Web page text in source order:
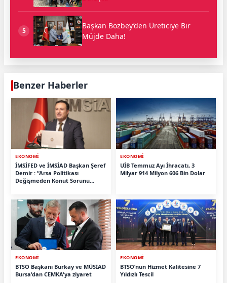
5
Başkan Bozbey’den Üreticiye Bir
Müjde Daha!
Benzer Haberler
EKONOMİ
İMSİFED ve İMSİAD Başkan Şeref
Demir : “Arsa Politikası
Değişmeden Konut Sorunu
EKONOMİ
UİB Temmuz Ayı İhracatı, 3
Milyar 914 Milyon 606 Bin Dolar
EKONOMİ
BTSO Başkanı Burkay ve MÜSİAD
Bursa'dan CEMKA'ya ziyaret
EKONOMİ
BTSO’nun Hizmet Kalitesine 7
Yıldızlı Tescil